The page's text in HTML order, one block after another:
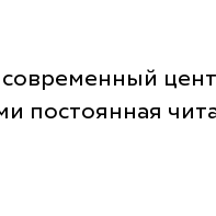
постоянная